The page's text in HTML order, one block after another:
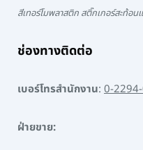
สีเทอร์โมพลาสติก สติ๊กเกอร์สะท้อ
ช่องทางติดต่อ
เบอร์โทรสำนักงาน: 0-
ฝ่ายขาย: